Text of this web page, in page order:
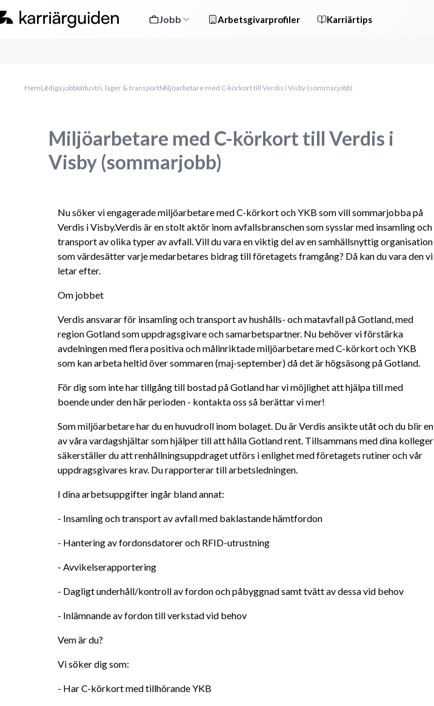
Jobb Arbetsgivarprofiler Karriärtips
HemLediga jobbIndustri, lager & transportMiljöarbetare med C-körkort till Verdis i Visby (sommarjobb)
Miljöarbetare med C-körkort till Verdis i
Visby (sommarjobb)
Nu söker vi engagerade miljöarbetare med C-körkort och YKB som vill sommarjobba på
Verdis i Visby.Verdis är en stolt aktör inom avfallsbranschen som sysslar med insamling och
transport av olika typer av avfall. Vill du vara en viktig del av en samhällsnyttig organisation
som värdesätter varje medarbetares bidrag till företagets framgång? Då kan du vara den vi
letar efter.
Om jobbet
Verdis ansvarar för insamling och transport av hushålls- och matavfall på Gotland, med
region Gotland som uppdragsgivare och samarbetspartner. Nu behöver vi förstärka
avdelningen med flera positiva och målinriktade miljöarbetare med C-körkort och YKB
som kan arbeta heltid över sommaren (maj-september) då det är högsäsong på Gotland.
För dig som inte har tillgång till bostad på Gotland har vi möjlighet att hjälpa till med
boende under den här perioden - kontakta oss så berättar vi mer!
Som miljöarbetare har du en huvudroll inom bolaget. Du är Verdis ansikte utåt och du blir en
av våra vardagshjältar som hjälper till att hålla Gotland rent. Tillsammans med dina kolleger
säkerställer du att renhållningsuppdraget utförs i enlighet med företagets rutiner och vår
uppdragsgivares krav. Du rapporterar till arbetsledningen.
I dina arbetsuppgifter ingår bland annat:
- Insamling och transport av avfall med baklastande hämtfordon
- Hantering av fordonsdatorer och RFID-utrustning
- Avvikelserapportering
- Dagligt underhåll/kontroll av fordon och påbyggnad samt tvätt av dessa vid behov
- Inlämnande av fordon till verkstad vid behov
Vem är du?
Vi söker dig som:
- Har C-körkort med tillhörande YKB